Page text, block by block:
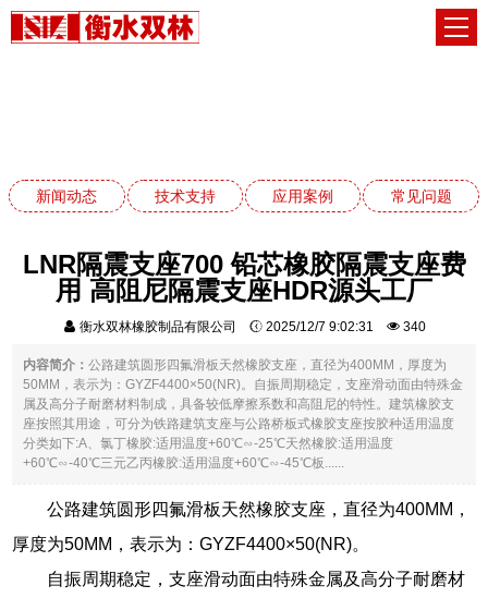
新闻动态 技术支持 应用案例 常见问题
LNR隔震支座700 铅芯橡胶隔震支座费
用 高阻尼隔震支座HDR源头工厂
衡水双林橡胶制品有限公司 2025/12/7 9:02:31 340
内容简介：公路建筑圆形四氟滑板天然橡胶支座，直径为400MM，厚度为
50MM，表示为：GYZF4400×50(NR)。自振周期稳定，支座滑动面由特殊金
属及高分子耐磨材料制成，具备较低摩擦系数和高阻尼的特性。建筑橡胶支
座按照其用途，可分为铁路建筑支座与公路桥板式橡胶支座按胶种适用温度
分类如下:A、氯丁橡胶:适用温度+60℃∽-25℃天然橡胶:适用温度
+60℃∽-40℃三元乙丙橡胶:适用温度+60℃∽-45℃板......
公路建筑圆形四氟滑板天然橡胶支座，直径为400MM，
厚度为50MM，表示为：GYZF4400×50(NR)。
自振周期稳定，支座滑动面由特殊金属及高分子耐磨材